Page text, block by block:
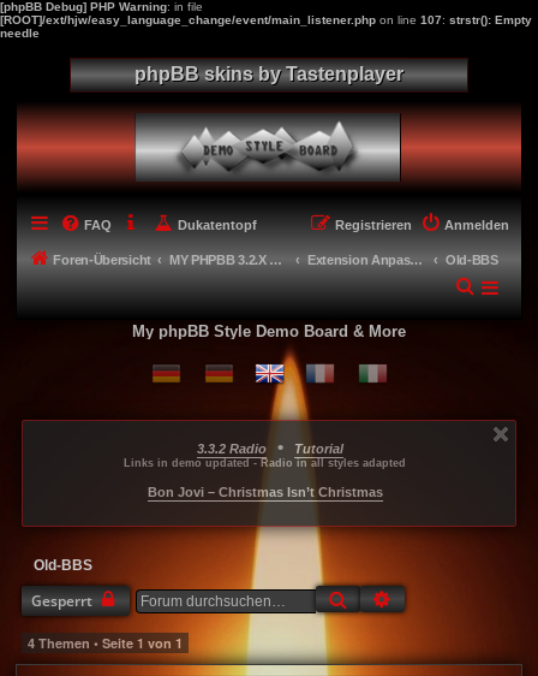
[phpBB Debug] PHP Warning: in file
[ROOT]/ext/hjw/easy_language_change/event/main_listener.php on line 107: strstr(): Empty
needle
phpBB skins by Tastenplayer
FAQ Dukatentopf Anmelden
Registrieren
Foren-Übersicht MY PHPBB 3.2.X STYLES Extension Anpassungen für meine Styles - Extension adaptions Old-BBS
My phpBB Style Demo Board & More
3.3.2 Radio • Tutorial
Links in demo updated - Radio in all styles adapted
Bon Jovi – Christmas Isn’t Christmas
Old-BBS
Gesperrt Suche
4 Themen • Seite 1 von 1